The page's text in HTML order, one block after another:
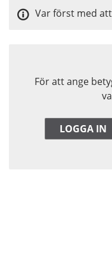
För att ange
LOGGA IN
Var först med